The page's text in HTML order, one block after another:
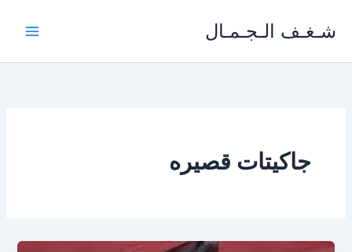
شـغـف الـجـمـال
جاكيتات قصيره